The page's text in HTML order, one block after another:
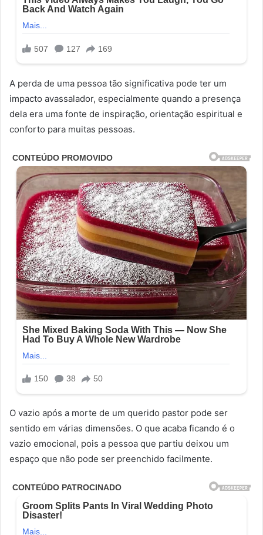
A perda de uma pessoa tão significativa pode ter um
impacto avassalador, especialmente quando a presença
dela era uma fonte de inspiração, orientação espiritual e
conforto para muitas pessoas.
O vazio após a morte de um querido pastor pode ser
sentido em várias dimensões. O que acaba ficando é o
vazio emocional, pois a pessoa que partiu deixou um
espaço que não pode ser preenchido facilmente.